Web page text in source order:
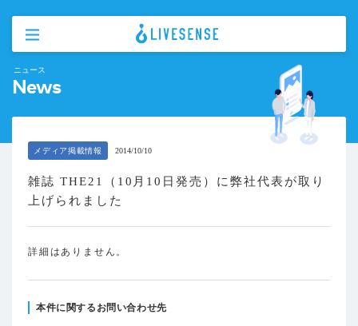
ニュース
News
メディア掲載情報 2014/10/10
雑誌 THE21（10月10日発売）に弊社代表が取り
上げられました
詳細はありません。
本件に関するお問い合わせ先